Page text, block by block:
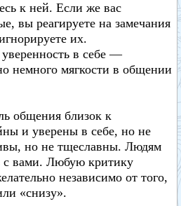
к ней. Если же вас
вы реагируете на замечания
их.
в себе —
немного мягкости в общении
общения близок к
и уверены в себе, но не
но не тщеславны. Людям
с вами. Любую критику
независимо от того,
«снизу».